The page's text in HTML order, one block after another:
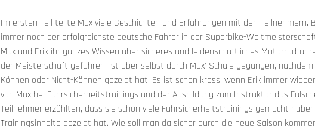
Im ersten Teil teilte Max viele Geschichten und Erfahrungen mit den Teilnehmern.
immer noch der erfolgreichste deutsche Fahrer in der Superbike-
Max und Erik ihr ganzes Wissen über sicheres und leidenschaftliches
der Meisterschaft gefahren, ist aber selbst durch Max' Schule gegangen, nachdem
Können oder Nicht-Können gezeigt hat. Es ist schon krass, wenn Erik immer
von Max bei Fahrsicherheitstrainings und der Ausbildung zum Instruktor das
Teilnehmer erzählten, dass sie schon viele Fahrsicherheitstrainings gemacht
Trainingsinhalte gezeigt hat. Wie soll man da sicher durch die neue Saison